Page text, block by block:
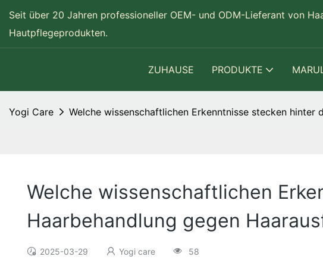
Seit über 20 Jahren professioneller OEM- und ODM-Lieferant von
Hautpflegeprodukten.
ZUHAUSE PRODUKTE
Yogi Care Welche wissenschaftlichen Erkenntnisse stecken hinter
Welche wissenschaftlichen
Haarbehandlung gegen
2025-03-29 Yogi care 58